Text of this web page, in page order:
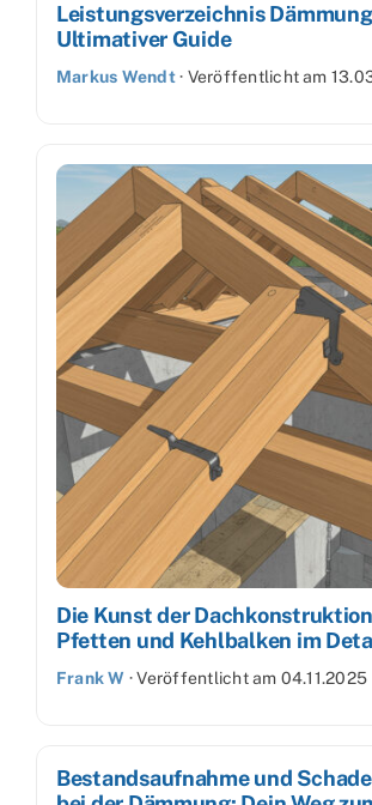
Leistungsverzeichnis
Ultimativer Guide
Markus Wendt· Veröffentlicht am
Die Kunst der
Pfetten und Kehlbalken im
Frank W ·Veröffentlicht am 04.11.2025
Bestandsaufnahme und